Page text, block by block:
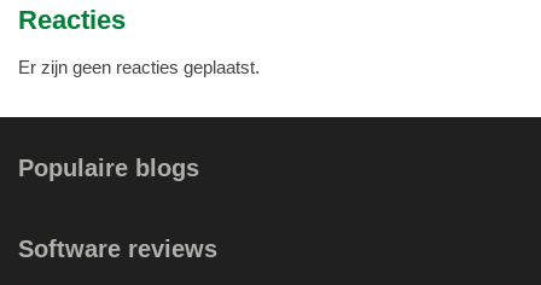
Reacties
Er zijn geen reacties geplaatst.
Populaire blogs
Software reviews